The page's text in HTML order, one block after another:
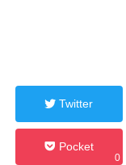
Twitter
Pocket
0